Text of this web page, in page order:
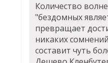
Количество
"бездомных
превращает
никаких
составит чуть